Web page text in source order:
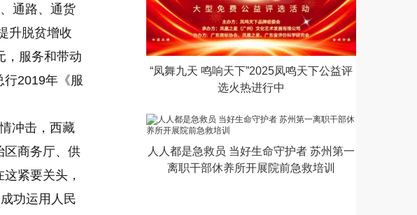
通路、通货
升脱贫增收
，服务和带动
2019年《服
冲击，西藏
区商务厅、供
紧要关头，
功运用人民
“凤舞九天 鸣响天下”2025凤鸣天下公益评
选火热进行中
人人都是急救员 当好生命守护者 苏州第一
离职干部休养所开展院前急救培训